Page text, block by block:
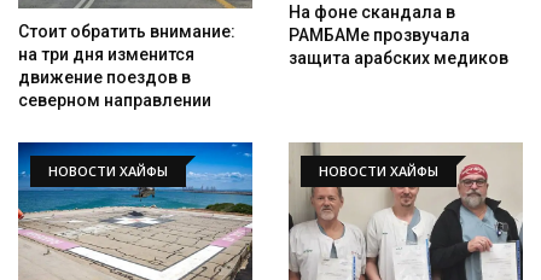
Стоит обратить внимание:
на три дня изменится
движение поездов в
северном направлении
На фоне скандала в
РАМБАМе прозвучала
защита арабских медиков
НОВОСТИ ХАЙФЫ НОВОСТИ ХАЙФЫ